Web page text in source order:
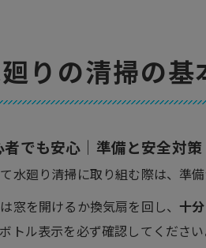
りの清掃の
者でも安心｜準備と安全対策
水廻り清掃に取り組む際は、準
窓を開けるか換気扇を回し、 十
トル表示を必ず確認してください